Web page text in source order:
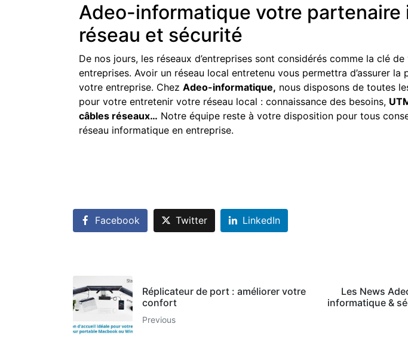
Adeo-informatique votre partenaire
réseau et sécurité
De nos jours, les réseaux d’entreprises sont considérés comme la clé
entreprises. Avoir un réseau local entretenu vous permettra d’assurer
votre entreprise. Chez Adeo-informatique, nous disposons de toutes
pour votre entretenir votre réseau local : connaissance des besoins,
câbles réseaux… Notre équipe reste à votre disposition pour tous
réseau informatique en entreprise.
Facebook Twitter LinkedIn
Réplicateur de port : améliorer votre
confort
Previous
Les News
informatique &